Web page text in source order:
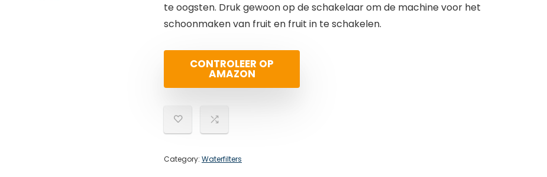
te oogsten. Druk gewoon op de schakelaar om de machine voor het
schoonmaken van fruit en fruit in te schakelen.
CONTROLEER OP
AMAZON
Category: Waterfilters